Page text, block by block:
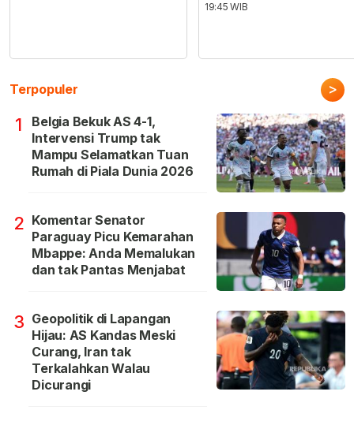
19:45 WIB
Terpopuler >
1
Belgia Bekuk AS 4-1,
Intervensi Trump tak
Mampu Selamatkan Tuan
Rumah di Piala Dunia 2026
2 Komentar Senator
Paraguay Picu Kemarahan
Mbappe: Anda Memalukan
dan tak Pantas Menjabat
3 Geopolitik di Lapangan
Hijau: AS Kandas Meski
Curang, Iran tak
Terkalahkan Walau
Dicurangi